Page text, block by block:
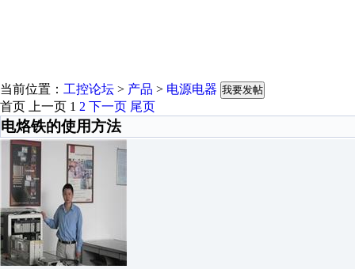
当前位置： 工控论坛 > 产品 > 电源电器 我要发帖
首页 上一页 1 2 下一页 尾页
电烙铁的使用方法